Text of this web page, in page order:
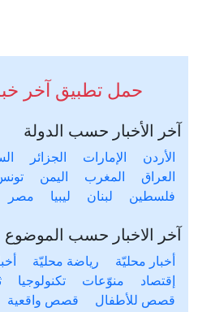
حمل تطبيق آخر
آخر الأخبار حسب الدولة
الأردن الإمارات الجزائر
العراق
المغرب اليمن
فلسطين
لبنان ليبيا مصر
آخر الاخبار حسب الموضوع
أخبار محليّة رياضة محليّة
إقتصاد
منوّعات تكنولوجيا
قصص للأطفال
قصص واقعية